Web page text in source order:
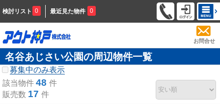
検討リスト 0 最近見た物件 0
お問合せ
名谷あじさい公園の周辺物件一覧
募集中のみ表示
該当物件 48 件
販売数 17 件